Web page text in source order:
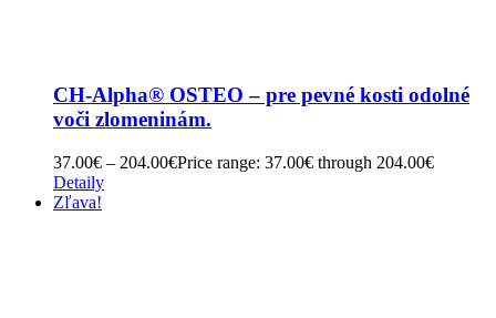
CH-Alpha® OSTEO – pre pevné kosti odolné
voči zlomeninám.
37.00€ – 204.00€Price range: 37.00€ through 204.00€
Detaily
Zľava!